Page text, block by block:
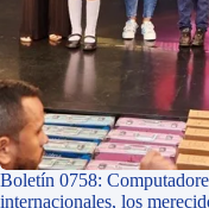
Boletín 0758:
internacionales, los